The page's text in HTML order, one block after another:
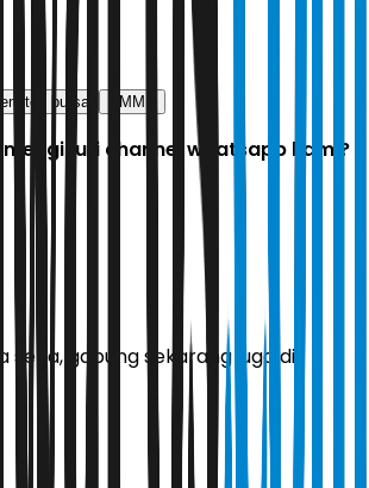
emiten bursa PMMP
mengikuti channel whatsapp kami?
setia, gabung sekarang juga di